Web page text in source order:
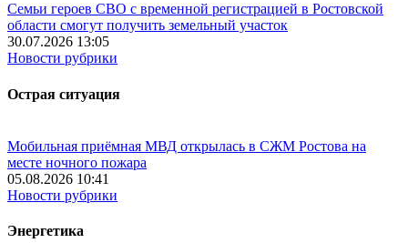
Семьи героев СВО с временной регистрацией в Ростовской
области смогут получить земельный участок
30.07.2026 13:05
Новости рубрики
Острая ситуация
Мобильная приёмная МВД открылась в СЖМ Ростова на
месте ночного пожара
05.08.2026 10:41
Новости рубрики
Энергетика